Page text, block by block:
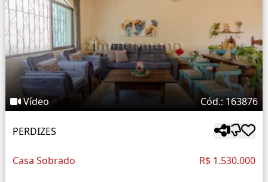
Vídeo Cód.: 163876
PERDIZES
Casa Sobrado R$ 1.530.000